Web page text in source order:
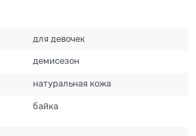
для девочек
демисезон
натуральная кожа
байка